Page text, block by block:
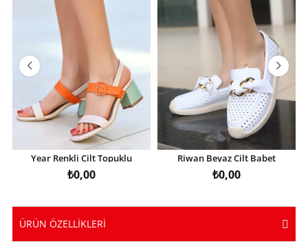
Year Renkli Cilt Topuklu
Ayakkabı
₺0,00
Riwan Beyaz Cilt Babet
Ayakkabı
₺0,00
ÜRÜN ÖZELLIKLERI